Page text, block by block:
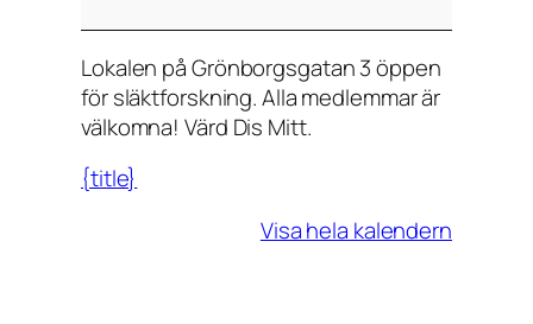
a
g
s
ö
p
Lokalen på Grönborgsgatan 3 öppen
för släktforskning. Alla medlemmar är
välkomna! Värd Dis Mitt.
{title}
Visa hela kalendern